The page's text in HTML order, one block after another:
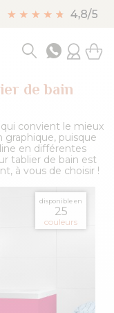
de bain
convient le mieux
graphique, puisque
en différentes
tablier de bain est
à vous de choisir !
disponible en
25
couleurs